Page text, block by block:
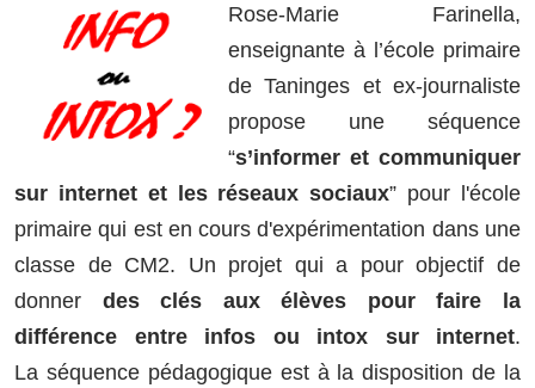
Rose-Marie Farinella,
enseignante à l’école primaire
de Taninges et ex-journaliste
propose une séquence
“s’informer et communiquer
sur internet et les réseaux sociaux” pour l'école
primaire qui est en cours d'expérimentation dans une
classe de CM2. Un projet qui a pour objectif de
donner des clés aux élèves pour faire la
différence entre infos ou intox sur internet.
La séquence pédagogique est à la disposition de la